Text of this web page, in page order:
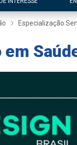
Especialização